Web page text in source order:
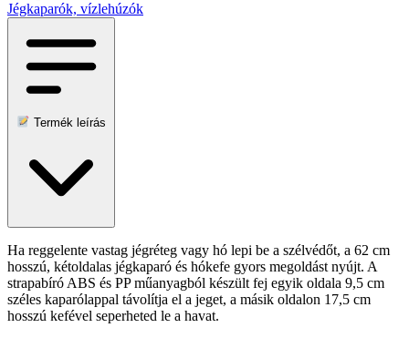
Jégkaparók, vízlehúzók
Termék leírás
Ha reggelente vastag jégréteg vagy hó lepi be a szélvédőt, a 62 cm
hosszú, kétoldalas jégkaparó és hókefe gyors megoldást nyújt. A
strapabíró ABS és PP műanyagból készült fej egyik oldala 9,5 cm
széles kaparólappal távolítja el a jeget, a másik oldalon 17,5 cm
hosszú kefével seperheted le a havat.